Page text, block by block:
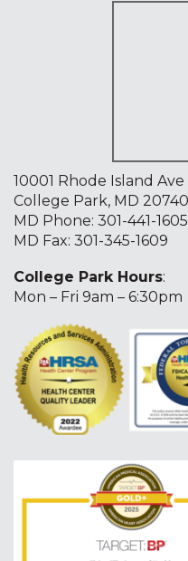
10001 Rhode Island Ave
College Park, MD 20740
MD Phone: 301-441-1605
MD Fax: 301-345-1609
College Park Hours:
Mon – Fri 9am – 6:30pm